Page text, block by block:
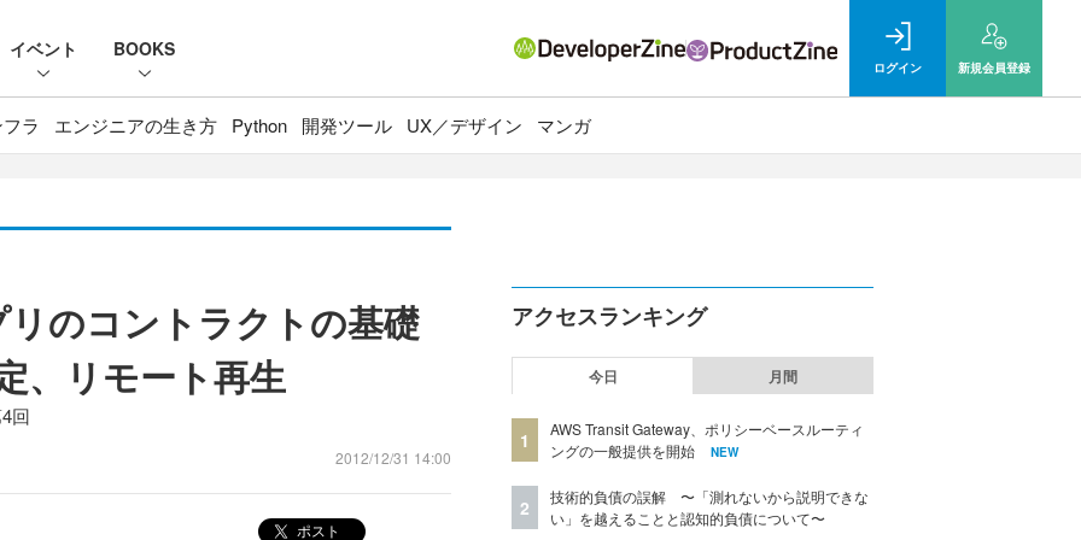
イベント BOOKS
ログイン 新規会員登録
ラ エンジニアの生き方 Python 開発ツール UX／デザイン マンガ
のコントラクトの基礎
、リモート再生
回
2012/12/31 14:00
ポスト
アクセスランキング
今日 月間
1
AWS Transit Gateway、ポリシーベースルーティ
ングの一般提供を開始
NEW
2
技術的負債の誤解 〜「測れないから説明できな
い」を越えることと認知的負債について〜